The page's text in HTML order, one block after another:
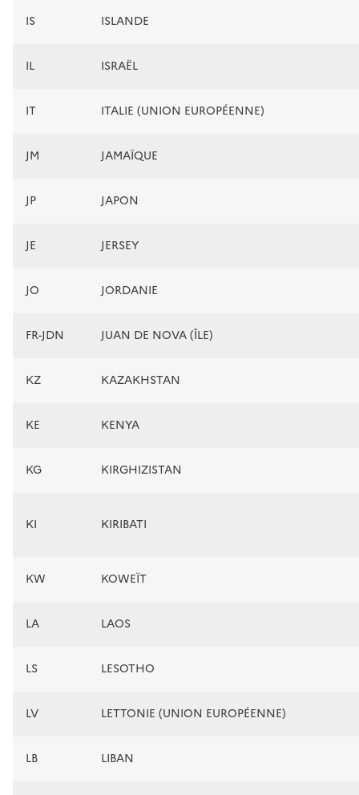
IS ISLANDE
IL ISRAËL
IT ITALIE (UNION EUROPÉENNE)
JM JAMAÏQUE
JP JAPON
JE JERSEY
JO JORDANIE
FR-JDN JUAN DE NOVA (ÎLE)
KZ KAZAKHSTAN
KE KENYA
KG KIRGHIZISTAN
KI KIRIBATI
KW KOWEÏT
LA LAOS
LS LESOTHO
LV LETTONIE (UNION EUROPÉENNE)
LB LIBAN